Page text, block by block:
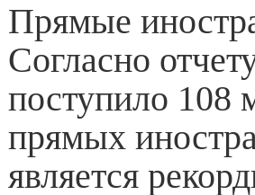
Прямые
Согласно
поступило 108
прямых
является